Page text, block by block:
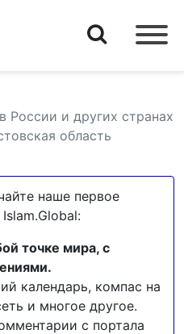
России и других странах
область
наше первое
точке мира, с
календарь, компас на
и многое другое.
с портала